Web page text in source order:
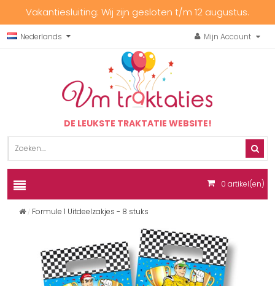
Vakantiesluiting: Wij zijn gesloten t/m 12 augustus.
Nederlands Mijn Account
DE LEUKSTE TRAKTATIE WEBSITE!
0 artikel(en)
Formule 1 Uitdeelzakjes - 8 stuks